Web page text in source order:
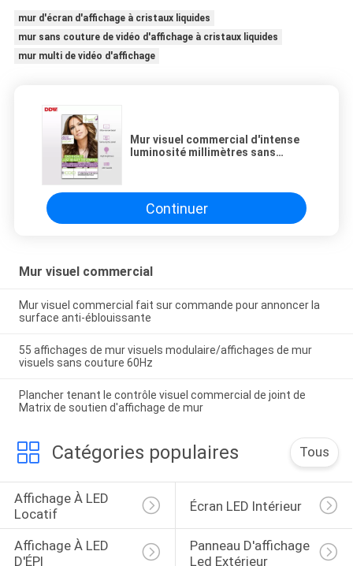
mur d'écran d'affichage à cristaux liquides
mur sans couture de vidéo d'affichage à cristaux liquides
mur multi de vidéo d'affichage
Mur visuel commercial d'intense
luminosité millimètres sans
Continuer
Mur visuel commercial
Mur visuel commercial fait sur commande pour annoncer la
surface anti-éblouissante
55 affichages de mur visuels modulaire/affichages de mur
visuels sans couture 60Hz
Plancher tenant le contrôle visuel commercial de joint de
Matrix de soutien d'affichage de mur
Catégories populaires Tous
Affichage À LED
Locatif
Écran LED Intérieur
Affichage À LED
D'ÉPI
Panneau D'affichage
Led Extérieur